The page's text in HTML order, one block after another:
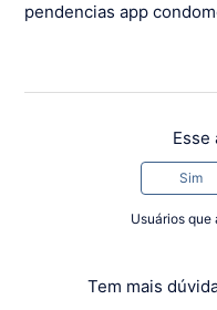
pendencias app
Esse
Sim
Usuários que
Tem mais